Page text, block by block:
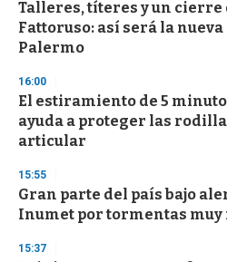
Talleres, títeres y un cierre
Fattoruso: así será la
Palermo
16:00
El estiramiento de 5
ayuda a proteger las
articular
15:55
Gran parte del país bajo
Inumet por tormentas muy
15:37